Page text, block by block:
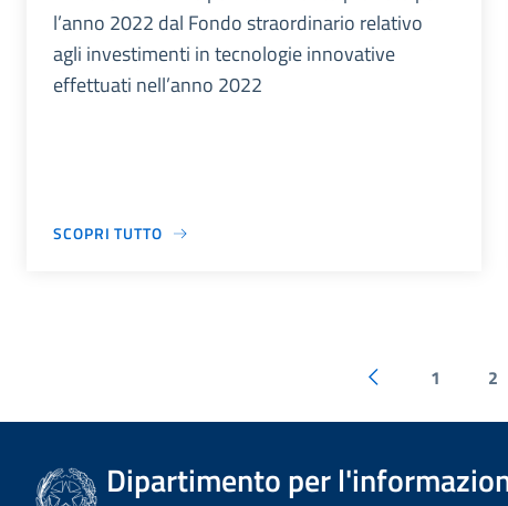
l’anno 2022 dal Fondo straordinario relativo
agli investimenti in tecnologie innovative
effettuati nell’anno 2022
SCOPRI TUTTO
1 2
Dipartimento per